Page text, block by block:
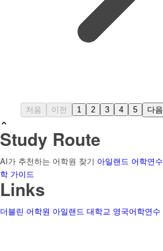
처음 이전 1 2 3 4 5 다음
Study Route
AI가 추천하는 어학원 찾기 아일랜드 어학연수
학 가이드
Links
더블린 어학원 아일랜드 대학교 영국어학연수